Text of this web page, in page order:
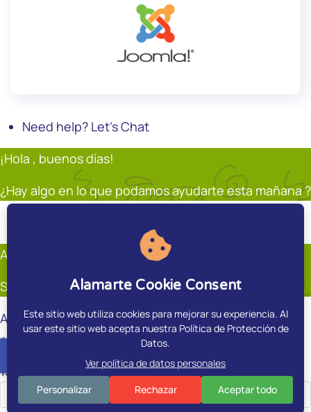
ES
Need help? Let's Chat
¡Hola , buenos días!
¿Hay algo en lo que podamos ayudarte esta mañana ?
Andrés Restrepo
Soporte
Andrés Restrepo
¿Hay algo en que pueda ayudarte?.
15:00
Alamarte Cookie Consent
Este sitio web utiliza cookies para mejorar su experiencia. Al
usar este sitio web acepta nuestra Política de Protección de
Datos.
Ver política de datos personales
Personalizar Rechazar Aceptar todo